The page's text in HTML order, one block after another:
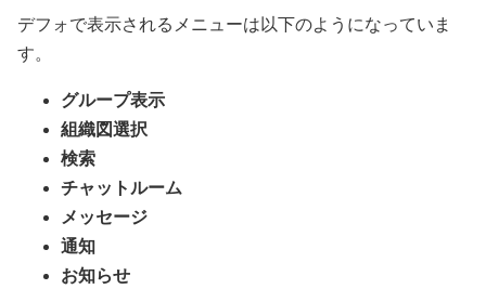
デフォで表示されるメニューは以下のようになっていま
す。
グループ表示
組織図選択
検索
チャットルーム
メッセージ
通知
お知らせ